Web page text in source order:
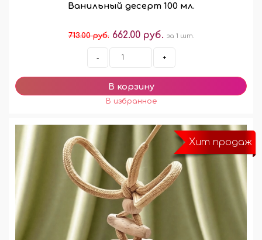
Ванильный десерт 100 мл.
713.00 руб. 662.00 руб. за 1 шт.
- +
Хит продаж